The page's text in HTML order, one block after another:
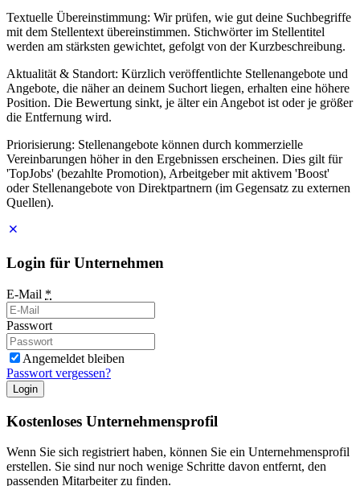
Textuelle Übereinstimmung: Wir prüfen, wie gut deine Suchbegriffe
mit dem Stellentext übereinstimmen. Stichwörter im Stellentitel
werden am stärksten gewichtet, gefolgt von der Kurzbeschreibung.
Aktualität & Standort: Kürzlich veröffentlichte Stellenangebote und
Angebote, die näher an deinem Suchort liegen, erhalten eine höhere
Position. Die Bewertung sinkt, je älter ein Angebot ist oder je größer
die Entfernung wird.
Priorisierung: Stellenangebote können durch kommerzielle
Vereinbarungen höher in den Ergebnissen erscheinen. Dies gilt für
'TopJobs' (bezahlte Promotion), Arbeitgeber mit aktivem 'Boost'
oder Stellenangebote von Direktpartnern (im Gegensatz zu externen
Quellen).
Login für Unternehmen
E-Mail *
Passwort
Angemeldet bleiben
Passwort vergessen?
Login
Kostenloses Unternehmensprofil
Wenn Sie sich registriert haben, können Sie ein Unternehmensprofil
erstellen. Sie sind nur noch wenige Schritte davon entfernt, den
passenden Mitarbeiter zu finden.